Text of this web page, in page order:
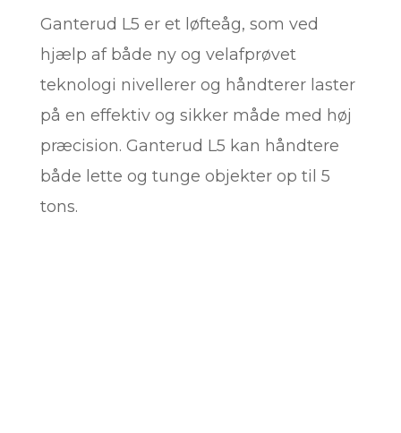
Ganterud L5 er et løfteåg, som ved
hjælp af både ny og velafprøvet
teknologi nivellerer og håndterer laster
på en effektiv og sikker måde med høj
præcision. Ganterud L5 kan håndtere
både lette og tunge objekter op til 5
tons.